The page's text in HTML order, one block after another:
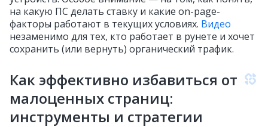
на какую ПС делать ставку и какие on-page-
факторы работают в текущих условиях. Видео
незаменимо для тех, кто работает в рунете и хочет
сохранить (или вернуть) органический трафик.
Как эффективно избавиться от
малоценных страниц:
инструменты и стратегии